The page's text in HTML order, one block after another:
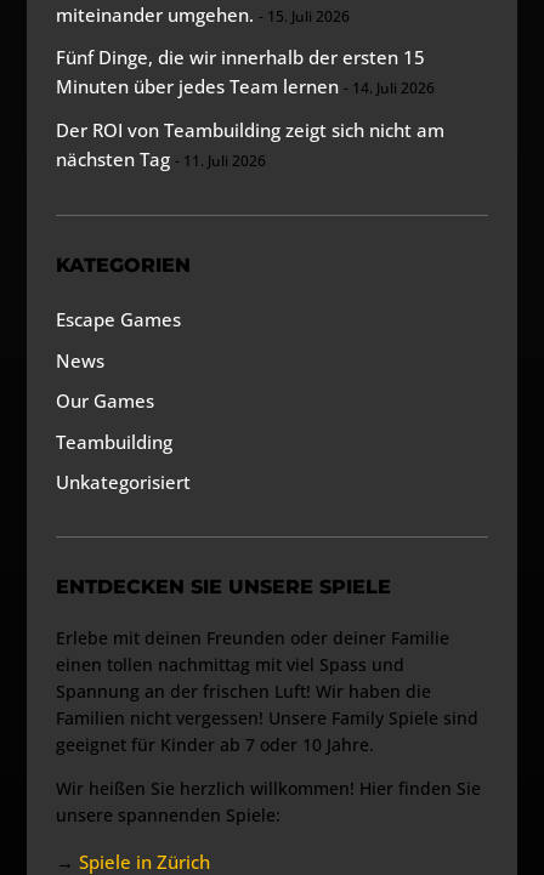
miteinander umgehen.
15. Juli 2026
Fünf Dinge, die wir innerhalb der ersten 15
Minuten über jedes Team lernen
14. Juli 2026
Der ROI von Teambuilding zeigt sich nicht am
nächsten Tag
11. Juli 2026
KATEGORIEN
Escape Games
News
Our Games
Teambuilding
Unkategorisiert
ENTDECKEN SIE UNSERE SPIELE
Erlebe mit deinen Freunden oder deiner Familie
einen tollen nachmittag mit viel Spass und
Spannung an der frischen Luft! Wir haben die
Familien nicht vergessen! Unsere Family Spiele sind
geeignet für Kinder ab 7 oder 10 Jahre.
Wir heißen Sie herzlich willkommen! Hier finden Sie
unsere spannenden Spiele:
→Spiele in Zürich